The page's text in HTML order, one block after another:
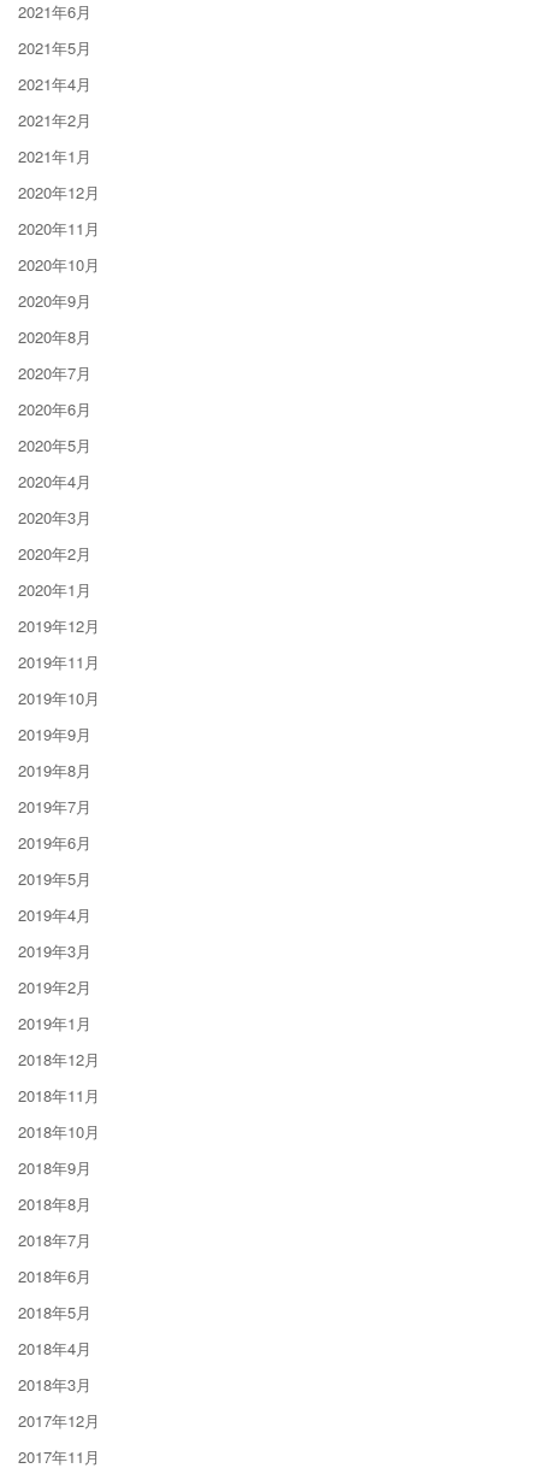
2021年6月
2021年5月
2021年4月
2021年2月
2021年1月
2020年12月
2020年11月
2020年10月
2020年9月
2020年8月
2020年7月
2020年6月
2020年5月
2020年4月
2020年3月
2020年2月
2020年1月
2019年12月
2019年11月
2019年10月
2019年9月
2019年8月
2019年7月
2019年6月
2019年5月
2019年4月
2019年3月
2019年2月
2019年1月
2018年12月
2018年11月
2018年10月
2018年9月
2018年8月
2018年7月
2018年6月
2018年5月
2018年4月
2018年3月
2017年12月
2017年11月